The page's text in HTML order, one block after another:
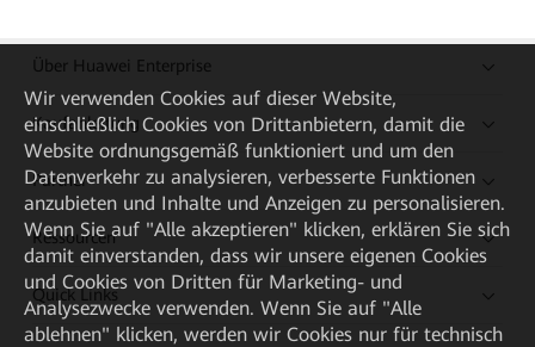
Über Huawei Enterprise
Kaufanleitung
Partner
Ressourcen
Quick Links
Wir verwenden Cookies auf dieser Website,
einschließlich Cookies von Drittanbietern, damit die
Website ordnungsgemäß funktioniert und um den
Datenverkehr zu analysieren, verbesserte Funktionen
anzubieten und Inhalte und Anzeigen zu personalisieren.
Wenn Sie auf "Alle akzeptieren" klicken, erklären Sie sich
damit einverstanden, dass wir unsere eigenen Cookies
und Cookies von Dritten für Marketing- und
Analysezwecke verwenden. Wenn Sie auf "Alle
ablehnen" klicken, werden wir Cookies nur für technisch